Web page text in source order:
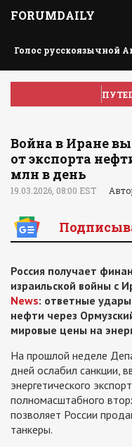
FORUMDAILY
Голос русскоязычной
ПУТЕШЕСТВИЕ ПО
Война в Иране
от экспорта
млн в день
19.03.2026, 08:00 EST
Россия получает
израильской войны с
News: ответные
нефти через
мировые цены на
На прошлой неделе
дней ослабил санкции,
энергетического
полномасштабного
позволяет России
танкеры.